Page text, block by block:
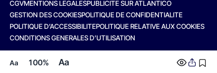
Aa 100% Aa
CGVMENTIONS LEGALESPUBLICITE SUR ATLANTICO
GESTION DES COOKIESPOLITIQUE DE CONFIDENTIALITE
POLITIQUE D’ACCESSIBILITEPOLITIQUE RELATIVE AUX COOKIES
CONDITIONS GENERALES D’UTILISATION